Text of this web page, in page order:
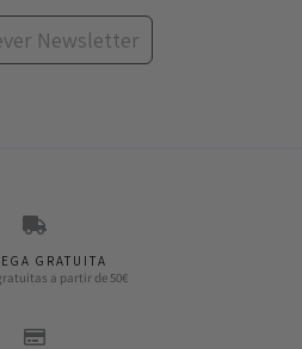
Newsletter
GRATUITA
a partir de 50€